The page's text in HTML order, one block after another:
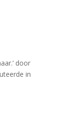
door
in